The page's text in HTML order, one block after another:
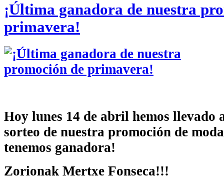
¡Última ganadora de nuestra
primavera!
Hoy lunes 14 de abril hemos llevado
sorteo de nuestra promoción de
tenemos ganadora!
Zorionak Mertxe Fonseca!!!